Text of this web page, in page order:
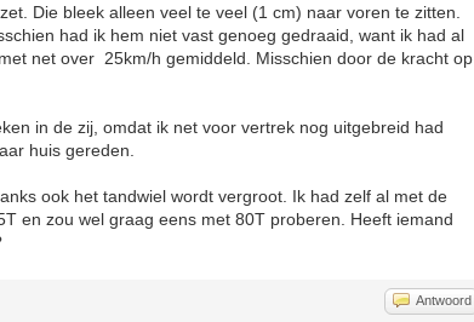
Die bleek alleen veel te veel (1 cm) naar voren te zitten.
had ik hem niet vast genoeg gedraaid, want ik had al
net over 25km/h gemiddeld. Misschien door de kracht op
in de zij, omdat ik net voor vertrek nog uitgebreid had
huis gereden.
ook het tandwiel wordt vergroot. Ik had zelf al met de
en zou wel graag eens met 80T proberen. Heeft iemand
Antwoord